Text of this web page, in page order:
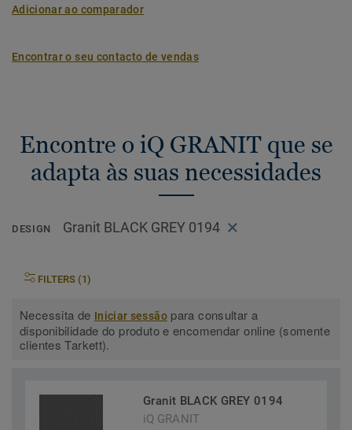
Adicionar ao comparador
Encontrar o seu contacto de vendas
Encontre o iQ GRANIT que se
adapta às suas necessidades
DESIGN Granit BLACK GREY 0194
FILTERS (1)
Necessita de Iniciar sessãopara consultar a
disponibilidade do produto e encomendar online (somente
clientes Tarkett).
Granit BLACK GREY 0194
iQ GRANIT